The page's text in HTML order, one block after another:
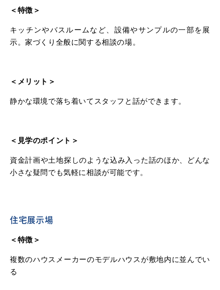
＜特徴＞
キッチンやバスルームなど、設備やサンプルの一部を展
示。家づくり全般に関する相談の場。
＜メリット＞
静かな環境で落ち着いてスタッフと話ができます。
＜見学のポイント＞
資金計画や土地探しのような込み入った話のほか、どんな
小さな疑問でも気軽に相談が可能です。
住宅展示場
＜特徴＞
複数のハウスメーカーのモデルハウスが敷地内に並んでい
る